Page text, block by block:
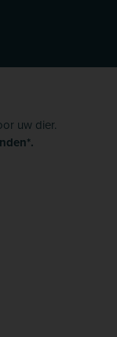
uw dier.